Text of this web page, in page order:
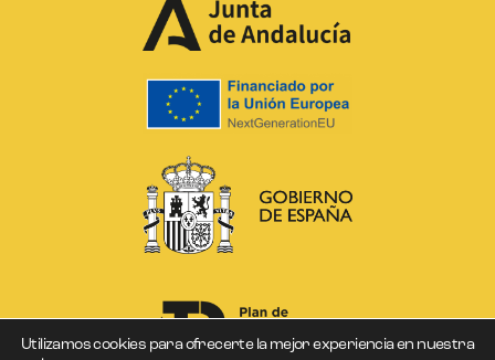
Utilizamos cookies para ofrecerte la mejor experiencia en nuestra